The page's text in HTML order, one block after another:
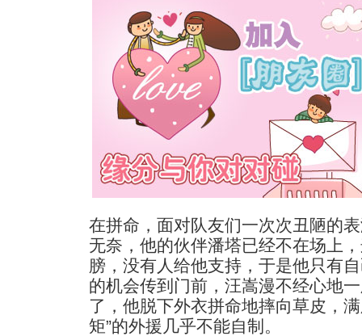
在拼命，面对队友们一次次丑陋的
无奈，他的伙伴潘塔已经不在场上
膀，没有人给他支持，于是他只有
的机会传到门前，汪嵩漫不经心地
了，他脱下外衣拼命地摔向草皮，
矩”的外援几乎不能自制。